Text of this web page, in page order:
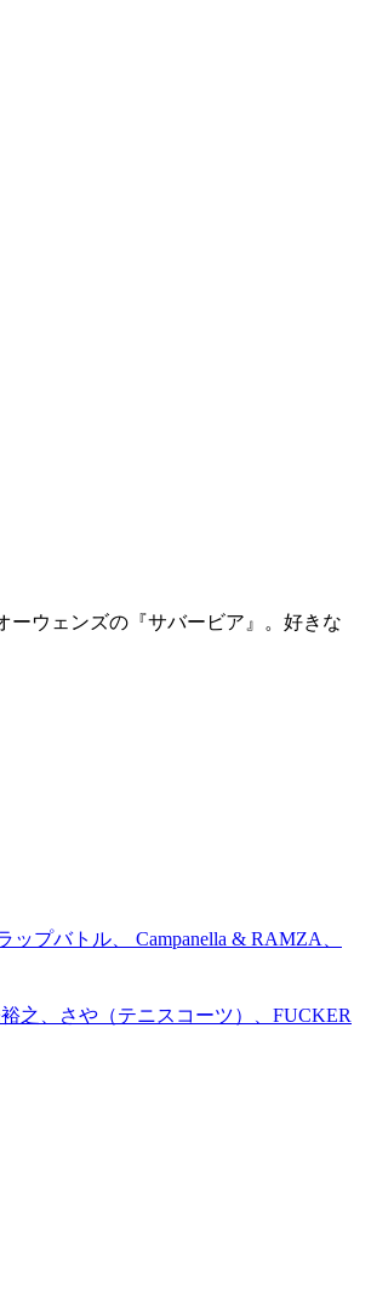
ーウェンズの『サバービア』。好きな
プバトル、 Campanella & RAMZA、
之、さや（テニスコーツ）、FUCKER